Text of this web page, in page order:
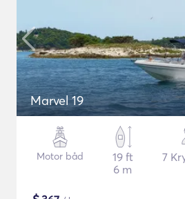
Marvel 19
Motor båd
19 ft
6 m
7